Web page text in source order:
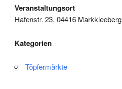
Veranstaltungsort
Hafenstr. 23, 04416 Markkleeberg
Kategorien
Töpfermärkte